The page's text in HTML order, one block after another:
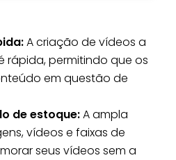
A criação de vídeos a
rápida, permitindo que os
em questão de
de estoque:A ampla
vídeos e faixas de
seus vídeos sem a